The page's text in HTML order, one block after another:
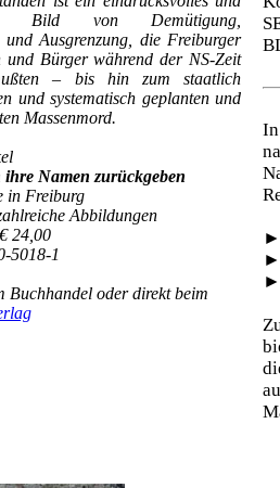
Bild von Demütigung,
und Ausgrenzung, die Freiburger
und Bürger während der NS-Zeit
– bis hin zum staatlich
und systematisch geplanten und
Massenmord.
Namen zurückgeben
in Freiburg
Abbildungen
24,00
5018-1
Buchhandel oder direkt beim